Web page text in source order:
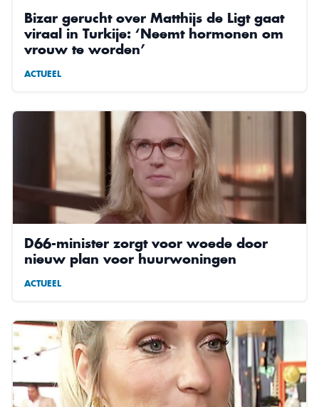
Bizar gerucht over Matthijs de Ligt gaat
viraal in Turkije: ‘Neemt hormonen om
vrouw te worden’
ACTUEEL
D66-minister zorgt voor woede door
nieuw plan voor huurwoningen
ACTUEEL